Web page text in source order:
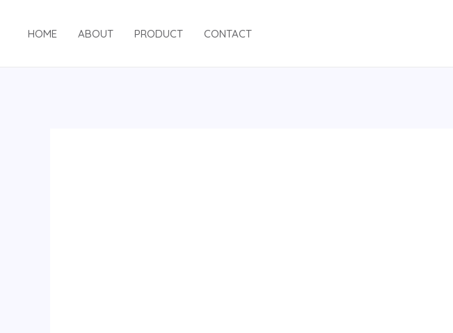
HOME ABOUT PRODUCT CONTACT